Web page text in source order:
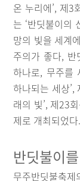
온 누리에’, 제3
는 ‘반딧불이의
망의 빛을 세계
주의가 좋다, 반
하나로, 무주를
하나되는 세상
래의 빛’, 제23
제로 개최되었다.
반딧불이
무주반딧불축